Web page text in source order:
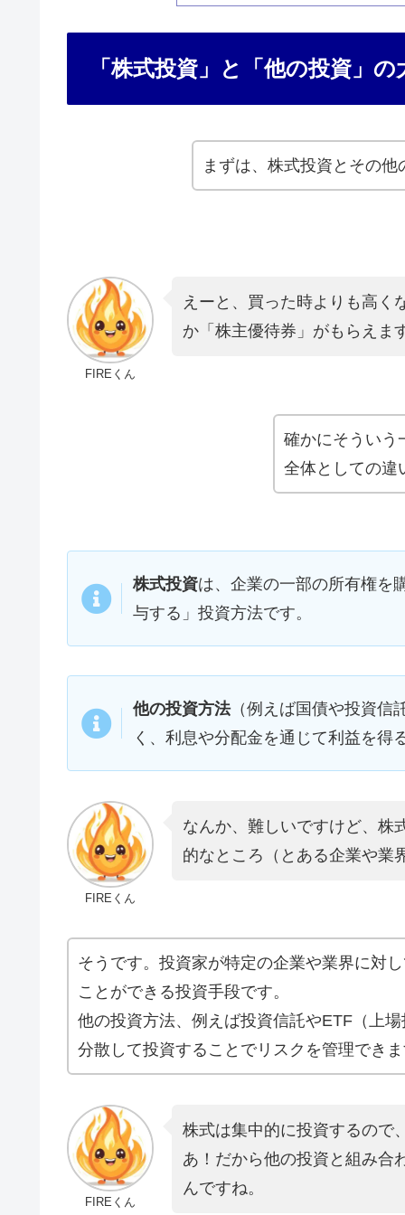
「株式投資」と「他の投資」
まずは、株式投資とその
FIREくん
えーと、買った時よりも高く
か「株主優待券」がもらえま
確かにそういう
全体としての違
株式投資は、企業の一部の所有権を
与する」投資方法です。
他の投資方法（例えば国債や投資信
く、利息や分配金を通じて利益を得
FIREくん
なんか、難しいですけど、株
的なところ（とある企業や業
そうです。投資家が特定の企業や業界に対
ことができる投資手段です。
他の投資方法、例えば投資信託やETF（上
分散して投資することでリスクを管理でき
FIREくん
株式は集中的に投資するの
あ！だから他の投資と組み合
んですね。